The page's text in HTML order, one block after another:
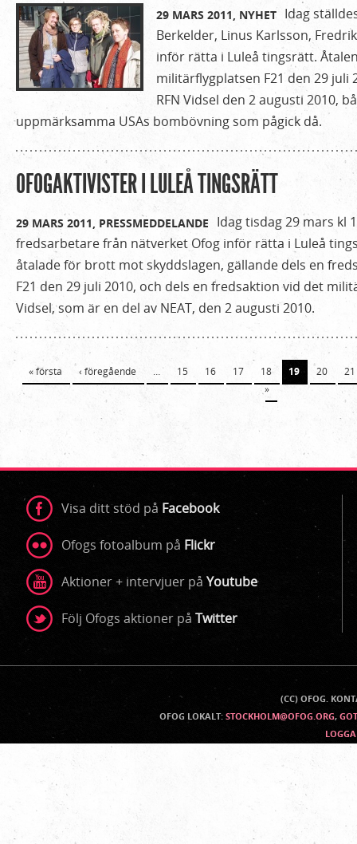
29 MARS 2011, NYHET Idag
Berkelder, Linus Karlsson,
inför rätta i Luleå tingsrätt.
militärflygplatsen F21 den 29 juli
RFN Vidsel den 2 augusti 2010,
uppmärksamma USAs bombövning som pågick då.
OFOGAKTIVISTER I LULEÅ TINGSRÄTT
29 MARS 2011, PRESSMEDDELANDE
Idag tisdag 29 mars kl
fredsarbetare från nätverket Ofog inför rätta i Luleå
åtalade för brott mot skyddslagen, gällande dels en
F21 den 29 juli 2010, och dels en fredsaktion vid det
Vidsel, som är en del av NEAT, den 2 augusti 2010.
Sidor
« första ‹ föregående … 15 16 17 18 19 20
21
»
Visa ditt stöd på Facebook
Ofogs fotoalbum på Flickr
Aktioner + intervjuer på Youtube
Följ Ofogs aktioner på Twitter
Kontaktinfo
(CC) OFOG.
OFOG LOKALT: STOCKHOLM@OFOG.ORG,